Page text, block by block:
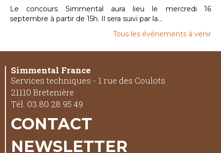
Le concours Simmental aura lieu le mercredi 16
septembre à partir de 15h. Il sera suivi par la...
Tous les événements à venir
Simmental France
Services techniques - 1 rue des Coulots
21110 Bretenière
Tél. 03 80 28 95 49
CONTACT
NEWSLETTER